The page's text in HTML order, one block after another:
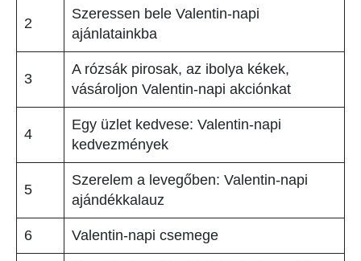
2
Szeressen bele Valentin-napi
ajánlatainkba
3
A rózsák pirosak, az ibolya kékek,
vásároljon Valentin-napi akciónkat
4
Egy üzlet kedvese: Valentin-napi
kedvezmények
5
Szerelem a levegőben: Valentin-napi
ajándékkalauz
6 Valentin-napi csemege